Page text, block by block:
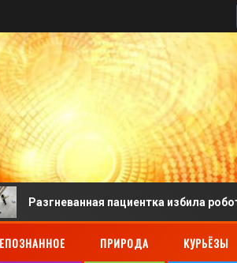
пациентка избила робота-
ПРИРОДА КУРЬЁЗЫ